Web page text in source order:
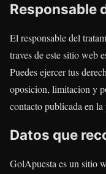
Responsable
El responsable del
traves de este sitio web
Puedes ejercer tus
oposicion, limitacion y
contacto publicada en
Datos que
GolApuesta es un sitio